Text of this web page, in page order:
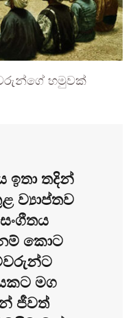
හමුවක්
ඉතා තදින්
ව්‍යාප්තව
කොට
මග
ජීවත්